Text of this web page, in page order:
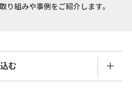
り組みや事例をご紹介します。
む